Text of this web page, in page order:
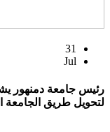
31
Jul
رئيس جامعة دمنهور
لتحويل طريق الجامعة